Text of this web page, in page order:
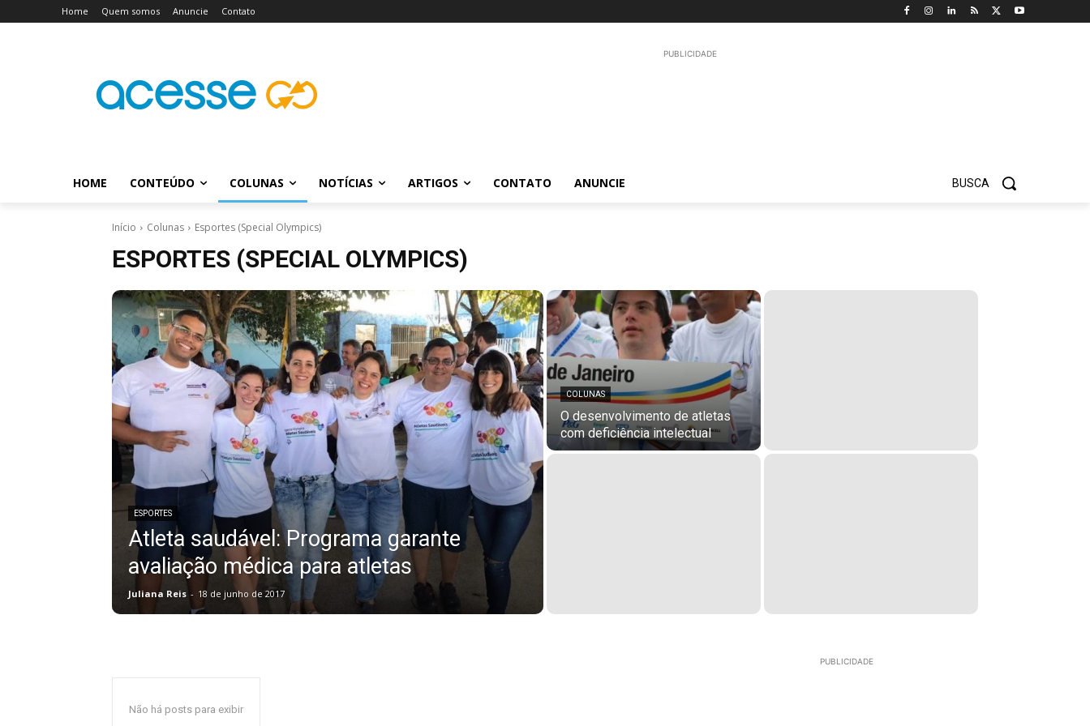
Home Quem somos Anuncie Contato
PUBLICIDADE
HOME CONTEÚDO COLUNAS NOTÍCIAS ARTIGOS CONTATO ANUNCIE BUSCA
Início Colunas Esportes (Special Olympics)
ESPORTES (SPECIAL OLYMPICS)
ESPORTES
Atleta saudável: Programa garante
avaliação médica para atletas
Juliana Reis - 18 de junho de 2017
COLUNAS
O desenvolvimento de atletas
com deficiência intelectual
Não há posts para exibir
PUBLICIDADE